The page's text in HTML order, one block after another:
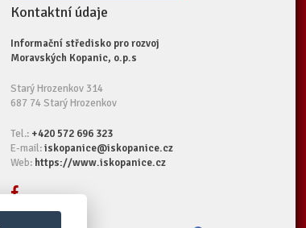
Kontaktní údaje
Informační středisko pro rozvoj
Moravských Kopanic, o.p.s
Starý Hrozenkov 314
687 74 Starý Hrozenkov
Tel.: +420 572 696 323
E-mail:iskopanice@iskopanice.cz
Web: https://www.iskopanice.cz